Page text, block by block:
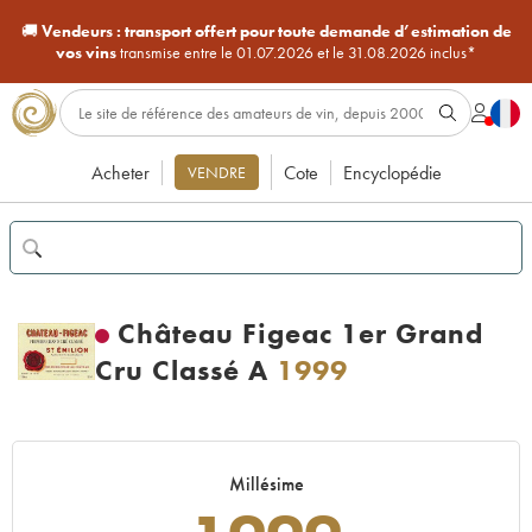
🚚Vendeurs : transport offert pour toute demande d’estimation de
vos vinstransmise entre le 01.07.2026 et le 31.08.2026 inclus*
Acheter VENDRE Cote Encyclopédie
Château Figeac 1er Grand
Cru Classé A 1999
Millésime